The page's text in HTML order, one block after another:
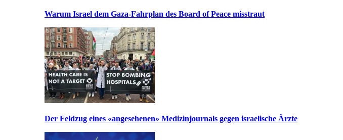
Warum Israel dem Gaza-Fahrplan des Board of Peace misstraut
Der Feldzug eines «angesehenen» Medizinjournals gegen israelische Ärzte